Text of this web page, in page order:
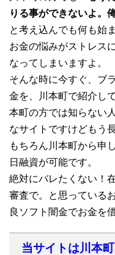
りる事ができないよ。
と考え込んでも何も始
お金の悩みがストレス
なってしまいますよ。
そんな時に今すぐ、ブ
金を、川本町で紹介し
本町の方では知らない
なサイトですけどもう
もちろん川本町から申
日融資が可能です。
絶対にバレたくない！
審査で。と思っている
良ソフト闇金でお金を
当サイトは川本